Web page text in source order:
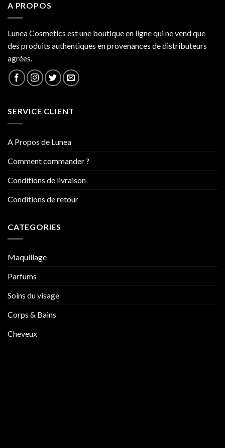
A PROPOS
Lunea Cosmetics est une boutique en ligne qui ne vend que
des produits authentiques en provenances de distributeurs
agrées.
SERVICE CLIENT
A Propos de Lunea
Comment commander ?
Conditions de livraison
Conditions de retour
CATEGORIES
Maquillage
Parfums
Soins du visage
Corps & Bains
Cheveux